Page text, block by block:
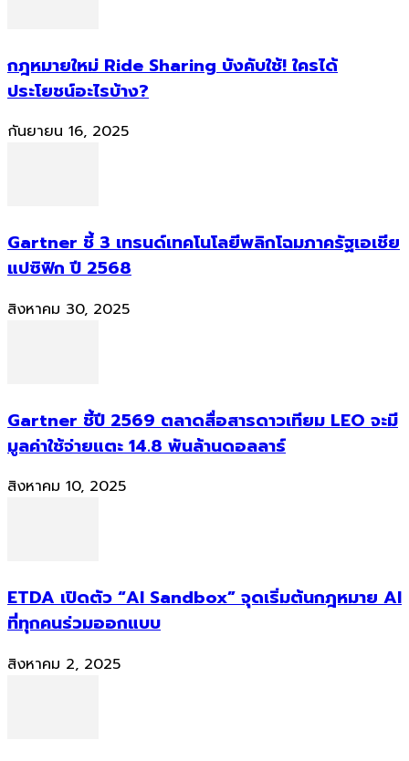
กฎหมายใหม่ Ride Sharing บังคับใช้! ใครได้
ประโยชน์อะไรบ้าง?
กันยายน 16, 2025
Gartner ชี้ 3 เทรนด์เทคโนโลยีพลิกโฉมภาครัฐเอเชีย
แปซิฟิก ปี 2568
สิงหาคม 30, 2025
Gartner ชี้ปี 2569 ตลาดสื่อสารดาวเทียม LEO จะมี
มูลค่าใช้จ่ายแตะ 14.8 พันล้านดอลลาร์
สิงหาคม 10, 2025
ETDA เปิดตัว “AI Sandbox” จุดเริ่มต้นกฎหมาย AI
ที่ทุกคนร่วมออกแบบ
สิงหาคม 2, 2025